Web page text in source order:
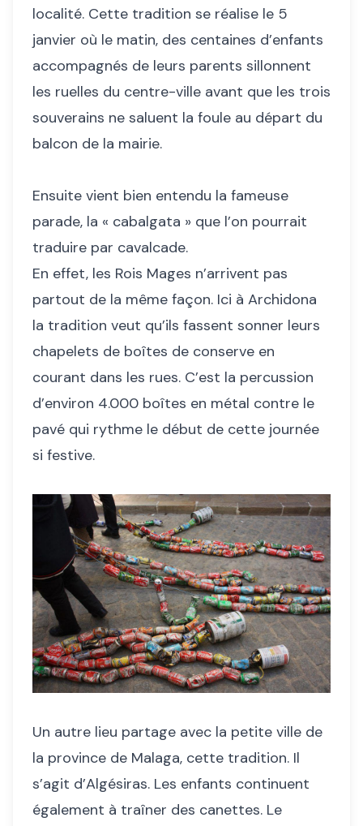
localité. Cette tradition se réalise le 5
janvier où le matin, des centaines d’enfants
accompagnés de leurs parents sillonnent
les ruelles du centre-ville avant que les trois
souverains ne saluent la foule au départ du
balcon de la mairie.
Ensuite vient bien entendu la fameuse
parade, la « cabalgata » que l’on pourrait
traduire par cavalcade.
En effet, les Rois Mages n’arrivent pas
partout de la même façon. Ici à Archidona
la tradition veut qu’ils fassent sonner leurs
chapelets de boîtes de conserve en
courant dans les rues. C’est la percussion
d’environ 4.000 boîtes en métal contre le
pavé qui rythme le début de cette journée
si festive.
Un autre lieu partage avec la petite ville de
la province de Malaga, cette tradition. Il
s’agit d’Algésiras. Les enfants continuent
également à traîner des canettes. Le